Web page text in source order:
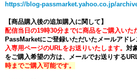
https://blog-passmarket.yahoo.co.jp/
【商品購入後の追加購入に関して】
配信当日の19時30分までに商品をご購入いた
PassMarketにご登録いただいたメールアドレ
入専用ページのURLをお送りいたします。 対
をご購入希望の方は、メールでお送りする
時までご購入可能です。